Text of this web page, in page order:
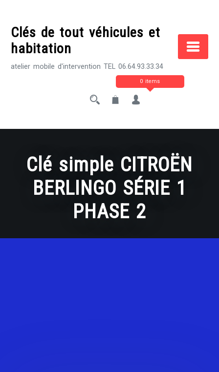
contentClés de tout véhicules et
habitation
atelier mobile d'intervention TEL 06.64.93.33.34
0 items
Clé simple CITROËN
BERLINGO SÉRIE 1
PHASE 2